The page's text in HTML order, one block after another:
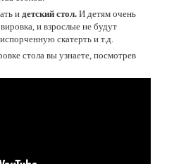
и детский стол. И детям очень
и взрослые не будут
скатерть и т.д.
стола вы узнаете, посмотрев